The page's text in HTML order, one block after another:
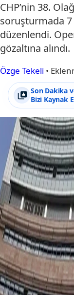
CHP’nin 38.
soruşturmada 7
düzenlendi.
gözaltına alındı.
Özge Tekeli •
Son Dakika
Bizi Kaynak